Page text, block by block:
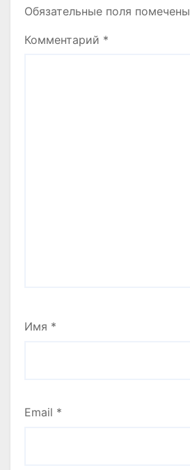
Обязательные поля помечены
Комментарий *
Имя *
Email *